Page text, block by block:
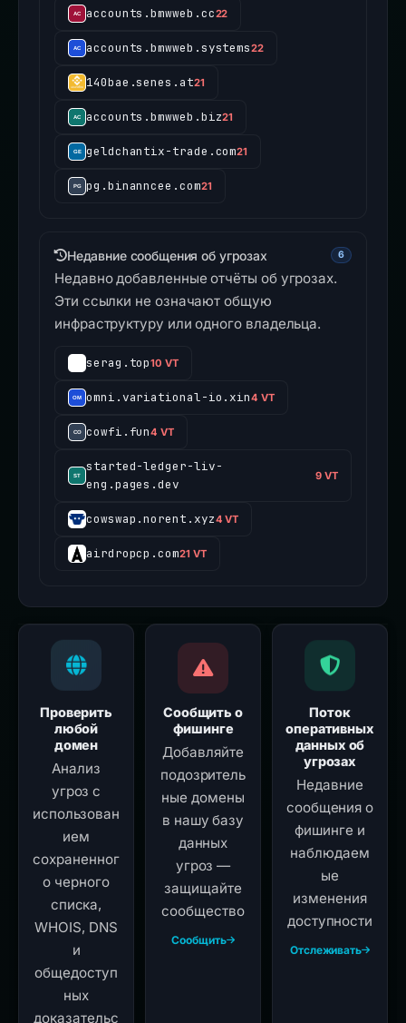
accounts.bmwweb.cc22
accounts.bmwweb.systems22
140bae.senes.at21
accounts.bmwweb.biz21
geldchantix-trade.com21
pg.binanncee.com21
Недавние сообщения об угрозах 6
Недавно добавленные отчёты об угрозах.
Эти ссылки не означают общую
инфраструктуру или одного владельца.
serag.top10 VT
omni.variational-io.xin4 VT
cowfi.fun4 VT
started-ledger-liv-
eng.pages.dev
9 VT
cowswap.norent.xyz4 VT
airdropcp.com21 VT
Проверить
любой
домен
Анализ
угроз с
использован
ием
сохраненног
о черного
списка,
WHOIS, DNS
и
общедоступ
ных
доказательс
Сообщить о
фишинге
Добавляйте
подозритель
ные домены
в нашу базу
данных
угроз —
защищайте
сообщество
Сообщить
Поток
оперативных
данных об
угрозах
Недавние
сообщения о
фишинге и
наблюдаем
ые
изменения
доступности
Отслеживать